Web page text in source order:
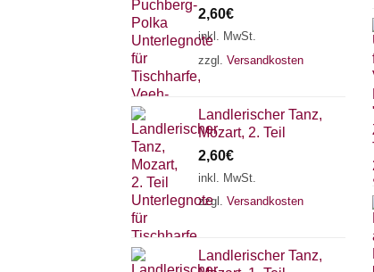
2,60€
inkl. MwSt.
zzgl. Versandkosten
Landlerischer Tanz,
Mozart, 2. Teil
2,60€
inkl. MwSt.
zzgl. Versandkosten
Landlerischer Tanz,